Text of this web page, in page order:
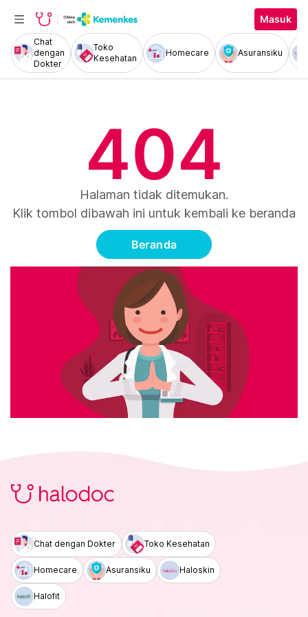
Masuk
Chat
dengan
Dokter
Toko
Kesehatan
Homecare Asuransiku
404
Halaman tidak ditemukan.
Klik tombol dibawah ini untuk kembali ke beranda
Beranda
Chat dengan Dokter Toko Kesehatan
Homecare Asuransiku Haloskin
Halofit